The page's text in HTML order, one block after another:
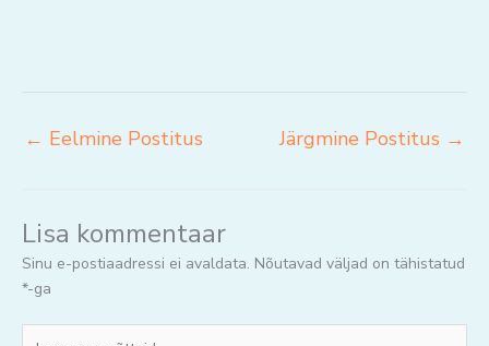
← Eelmine Postitus Järgmine Postitus →
Lisa kommentaar
Sinu e-postiaadressi ei avaldata. Nõutavad väljad on tähistatud
*-ga